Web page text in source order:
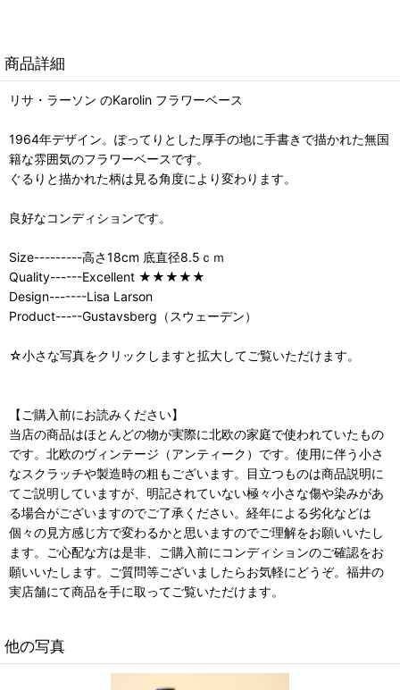
商品詳細
リサ・ラーソン のKarolin フラワーベース
1964年デザイン。ぽってりとした厚手の地に手書きで描かれた無国
籍な雰囲気のフラワーベースです。
ぐるりと描かれた柄は見る角度により変わります。
良好なコンディションです。
Size---------高さ18cm 底直径8.5ｃｍ
Quality------Excellent ★★★★★
Design-------Lisa Larson
Product-----Gustavsberg（スウェーデン）
☆小さな写真をクリックしますと拡大してご覧いただけます。
【ご購入前にお読みください】
当店の商品はほとんどの物が実際に北欧の家庭で使われていたもの
です。北欧のヴィンテージ（アンティーク）です。使用に伴う小さ
なスクラッチや製造時の粗もございます。目立つものは商品説明に
てご説明していますが、明記されていない極々小さな傷や染みがあ
る場合がございますのでご了承ください。経年による劣化などは
個々の見方感じ方で変わるかと思いますのでご理解をお願いいたし
ます。ご心配な方は是非、ご購入前にコンディションのご確認をお
願いいたします。ご質問等ございましたらお気軽にどうぞ。福井の
実店舗にて商品を手に取ってご覧いただけます。
他の写真